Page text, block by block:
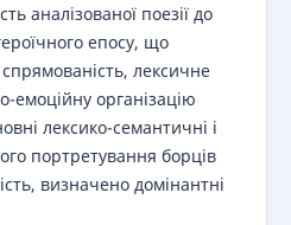
аналізованої поезії до
епосу, що
лексичне
емоційну організацію
лексико-семантичні і
портретування борців
визначено домінантні